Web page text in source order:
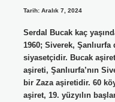
Tarih: Aralık 7, 2024
Serdal Bucak kaç
1960; Siverek, Şanlıurfa
siyasetçidir. Bucak
aşireti, Şanlıurfa’nın
bir Zaza aşiretidir. 60
aşiret, 19. yüzyılın